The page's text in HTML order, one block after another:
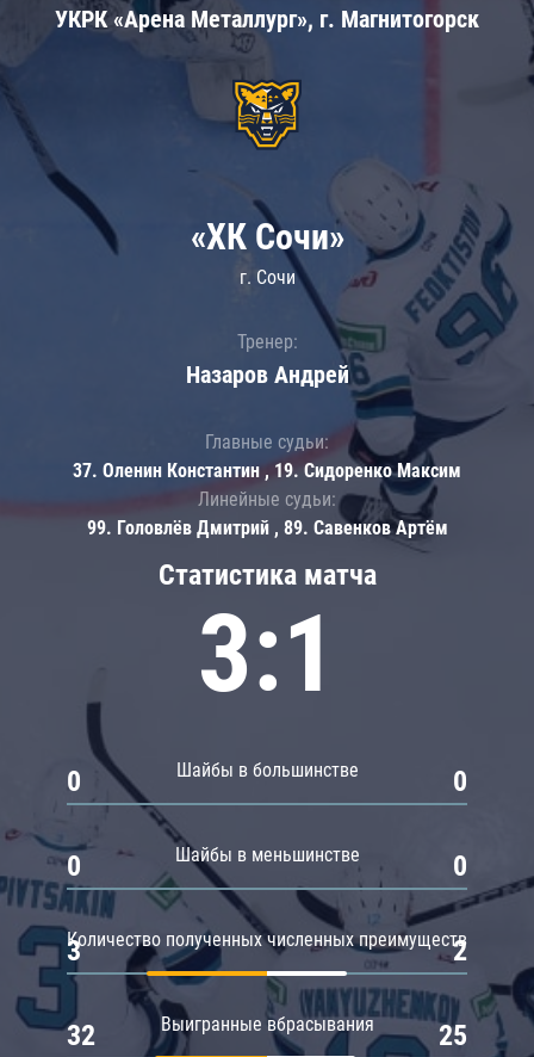
УКРК «Арена Металлург», г. Магнитогорск
Статистика матча
3:1
Шайбы в большинстве
0 0
Шайбы в меньшинстве
0 0
Количество полученных численных преимуществ
3 2
Выигранные вбрасывания
32 25
«ХК Сочи»
г. Сочи
Тренер:
Назаров Андрей
Главные судьи:
37. Оленин Константин , 19. Сидоренко Максим
Линейные судьи:
99. Головлёв Дмитрий , 89. Савенков Артём